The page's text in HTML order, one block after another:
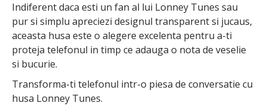
Indiferent daca esti un fan al lui Lonney Tunes sau
pur si simplu apreciezi designul transparent si jucaus,
aceasta husa este o alegere excelenta pentru a-ti
proteja telefonul in timp ce adauga o nota de veselie
si bucurie.
Transforma-ti telefonul intr-o piesa de conversatie cu
husa Lonney Tunes.